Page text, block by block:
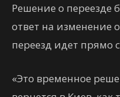
Решение о переезде
ответ на изменение
переезд идет прямо
«Это временное